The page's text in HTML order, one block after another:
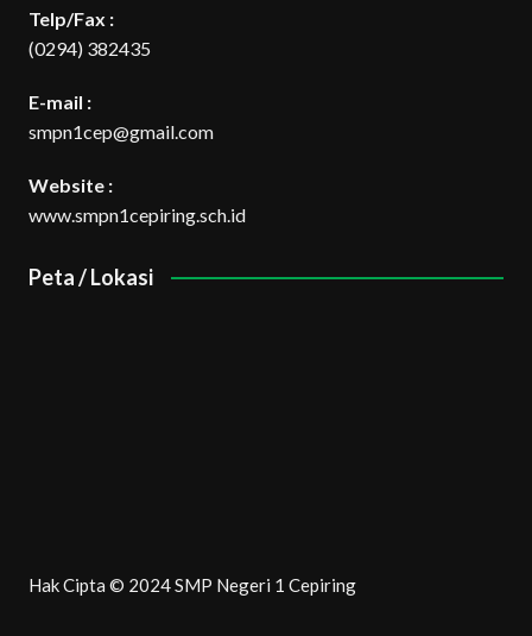
Telp/Fax :
(0294) 382435
E-mail :
smpn1cep@gmail.com
Website :
www.smpn1cepiring.sch.id
Peta / Lokasi
Hak Cipta © 2024 SMP Negeri 1 Cepiring